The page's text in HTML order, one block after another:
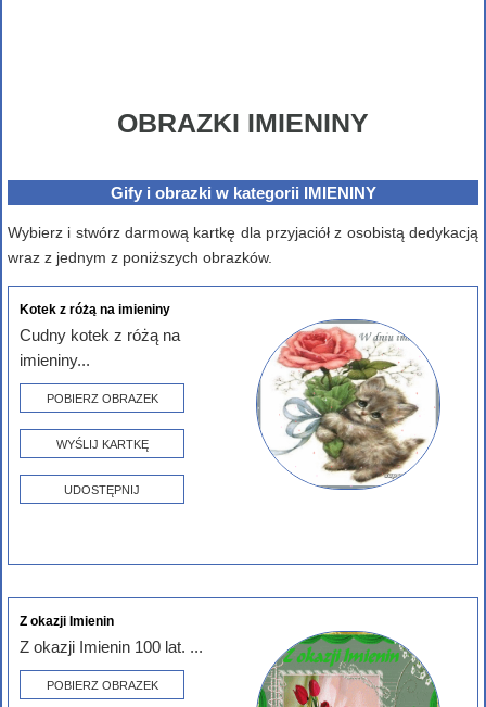
OBRAZKI IMIENINY
Gify i obrazki w kategorii IMIENINY
Wybierz i stwórz darmową kartkę dla przyjaciół z osobistą dedykacją
wraz z jednym z poniższych obrazków.
Kotek z różą na imieniny
Cudny kotek z różą na
imieniny...
POBIERZ OBRAZEK
WYŚLIJ KARTKĘ
UDOSTĘPNIJ
Z okazji Imienin
Z okazji Imienin 100 lat. ...
POBIERZ OBRAZEK